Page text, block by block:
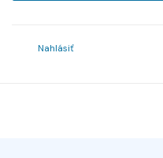
Nahlásiť